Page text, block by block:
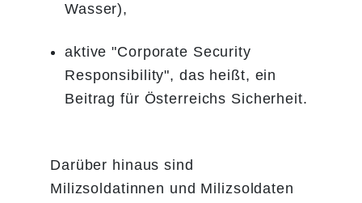
Wasser),
aktive "Corporate Security
Responsibility", das heißt, ein
Beitrag für Österreichs Sicherheit.
Darüber hinaus sind
Milizsoldatinnen und Milizsoldaten